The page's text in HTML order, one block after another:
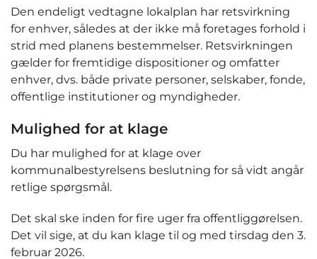
Den endeligt vedtagne lokalplan har retsvirkning
for enhver, således at der ikke må foretages forhold i
strid med planens bestemmelser. Retsvirkningen
gælder for fremtidige dispositioner og omfatter
enhver, dvs. både private personer, selskaber, fonde,
offentlige institutioner og myndigheder.
Mulighed for at klage
Du har mulighed for at klage over
kommunalbestyrelsens beslutning for så vidt angår
retlige spørgsmål.
Det skal ske inden for fire uger fra offentliggørelsen.
Det vil sige, at du kan klage til og med tirsdag den 3.
februar 2026.